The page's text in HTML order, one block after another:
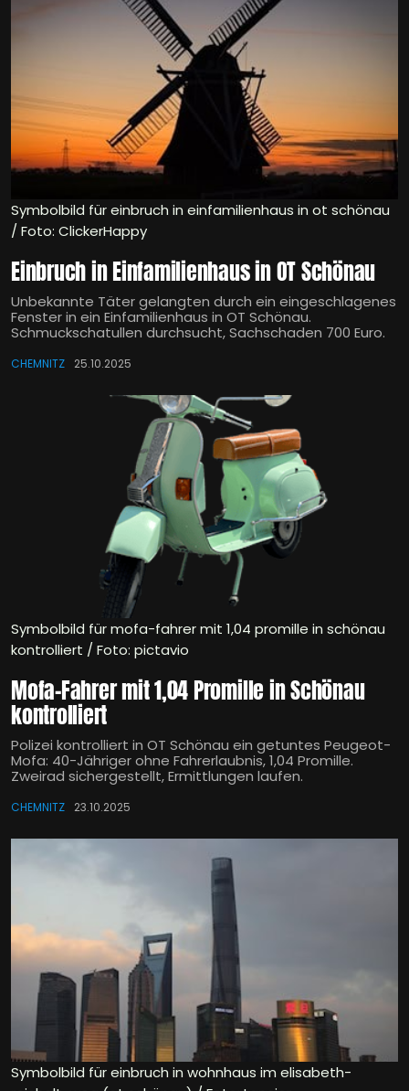
Symbolbild für einbruch in einfamilienhaus in ot schönau
/ Foto: ClickerHappy
Einbruch in Einfamilienhaus in OT Schönau
Unbekannte Täter gelangten durch ein eingeschlagenes
Fenster in ein Einfamilienhaus in OT Schönau.
Schmuckschatullen durchsucht, Sachschaden 700 Euro.
CHEMNITZ 25.10.2025
Symbolbild für mofa-fahrer mit 1,04 promille in schönau
kontrolliert / Foto: pictavio
Mofa-Fahrer mit 1,04 Promille in Schönau
kontrolliert
Polizei kontrolliert in OT Schönau ein getuntes Peugeot-
Mofa: 40-Jähriger ohne Fahrerlaubnis, 1,04 Promille.
Zweirad sichergestellt, Ermittlungen laufen.
CHEMNITZ 23.10.2025
Symbolbild für einbruch in wohnhaus im elisabeth-